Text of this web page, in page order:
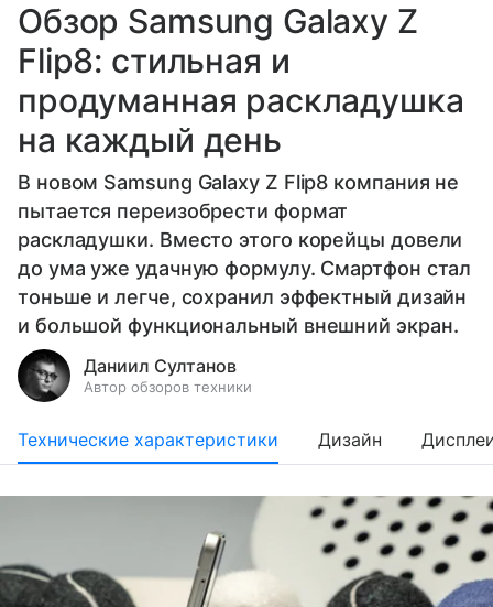
Обзор Samsung Galaxy Z
Flip8: стильная и
продуманная раскладушка
на каждый день
В новом Samsung Galaxy Z Flip8 компания не
пытается переизобрести формат
раскладушки. Вместо этого корейцы довели
до ума уже удачную формулу. Смартфон стал
тоньше и легче, сохранил эффектный дизайн
и большой функциональный внешний экран.
Даниил Султанов
Автор обзоров техники
Технические характеристики Дизайн